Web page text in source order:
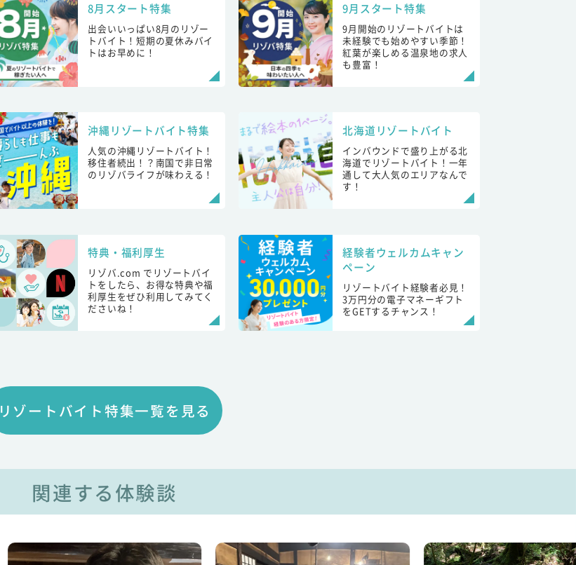
8月スタート特集
出会いいっぱい8月のリゾー
トバイト！短期の夏休みバイ
トはお早めに！
9月スタート特集
9月開始のリゾートバイトは
未経験でも始めやすい季節！
紅葉が楽しめる温泉地の求人
も豊富！
沖縄リゾートバイト特集
人気の沖縄リゾートバイト！
移住者続出！？南国で非日常
のリゾバライフが味わえる！
北海道リゾートバイト
インバウンドで盛り上がる北
海道でリゾートバイト！一年
通して大人気のエリアなんで
す！
特典・福利厚生
リゾバ.com でリゾートバイ
トをしたら、お得な特典や福
利厚生をぜひ利用してみてく
ださいね！
経験者ウェルカムキャン
ペーン
リゾートバイト経験者必見！
3万円分の電子マネーギフト
をGETするチャンス！
リゾートバイト特集一覧を見る
関連する体験談